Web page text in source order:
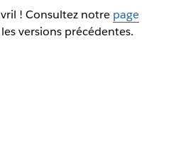
! Consultez notre page
versions précédentes.